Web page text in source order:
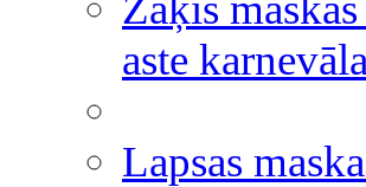
aste karnevāla
Lapsas